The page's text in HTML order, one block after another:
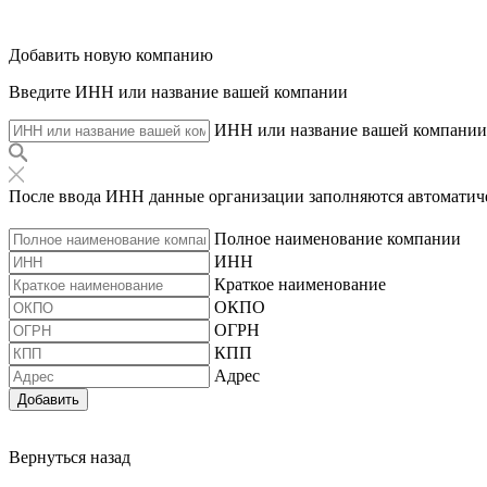
Добавить новую компанию
Введите ИНН или название вашей компании
ИНН или название вашей компании
После ввода ИНН данные организации заполняются
Полное наименование компании
ИНН
Краткое наименование
ОКПО
ОГРН
КПП
Адрес
Добавить
Вернуться назад